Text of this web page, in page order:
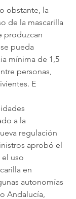
obstante, la
de la mascarilla
produzcan
pueda
mínima de 1,5
personas,
E
a la
regulación
aprobó el
uso
en
autonomías
Andalucía,